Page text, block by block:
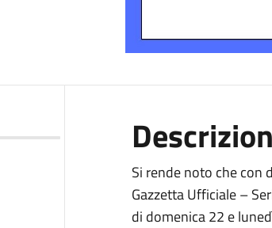
Si rende noto che con
Gazzetta Ufficiale –
di domenica 22 e